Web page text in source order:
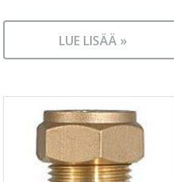
LUE LISÄÄ »